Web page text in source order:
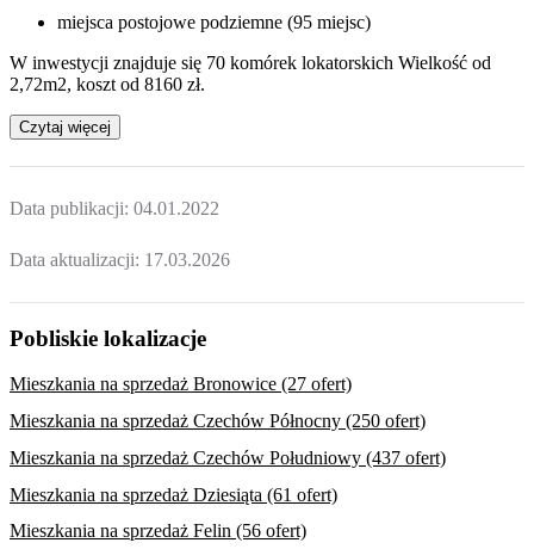
miejsca postojowe podziemne (95 miejsc)
W inwestycji znajduje się 70 komórek lokatorskich Wielkość od
2,72m2, koszt od 8160 zł.
Czytaj więcej
Data publikacji: 04.01.2022
Data aktualizacji: 17.03.2026
Pobliskie lokalizacje
Mieszkania na sprzedaż Bronowice (27 ofert)
Mieszkania na sprzedaż Czechów Północny (250 ofert)
Mieszkania na sprzedaż Czechów Południowy (437 ofert)
Mieszkania na sprzedaż Dziesiąta (61 ofert)
Mieszkania na sprzedaż Felin (56 ofert)